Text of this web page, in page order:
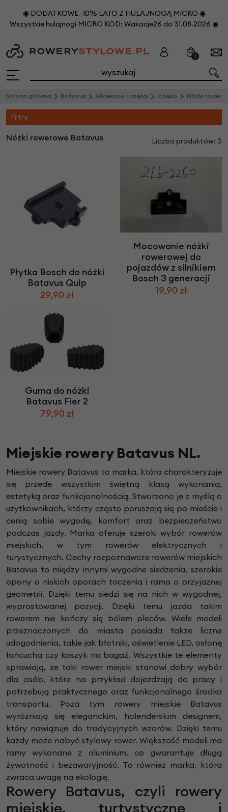
◉ DODATKOWE -10% LATO Z HULAJNOGĄ MICRO ◉
Wszystkie hulajnogi MICRO KOD: Wakacje26 do 31.08.2026 ◉
0
Strona główna Batavus Akcesoria i części Części Nóżki
Filtry
Nóżki rowerowe Batavus Liczba produktów: 3
Płytka Bosch do nóżki
Batavus Quip
29,90 zł
Mocowanie nóżki
rowerowej do
pojazdów z silnikiem
Bosch 3 generacji
19,90 zł
Guma do nóżki
Batavus Fier 2
79,90 zł
Miejskie rowery Batavus NL.
Miejskie rowery Batavus to marka, która charakteryzuje
się przede wszystkim świetną klasą wykonania,
estetyką oraz funkcjonalnością. Stworzono je z myślą o
użytkownikach, którzy często poruszają się po mieście i
cenią sobie wygodę, komfort oraz bezpieczeństwo
podczas jazdy. Marka oferuje szeroki wybór rowerów
miejskich, w tym rowerów elektrycznych i
turystycznych. Cechy rozpoznawcze rowerów miejskich
Batavus to między innymi wygodne siedzenia, szerokie
opony o niskich oporach toczenia i rama o przyjaznej
geometrii. Dzięki temu siedzi się na nich w wygodnej,
wyprostowanej pozycji. Dzięki temu jazda takim
rowerem nie kończy się bólem pleców. Wiele modeli
przeznaczonych do miasta posiada także liczne
udogodnienia, takie jak błotniki, oświetlenie LED, osłonę
łańcucha czy koszyk na bagaż. Wszystkie te elementy
sprawiają, że taki rower miejski stanowi dobry wybór
dla osób, które na przykład dojeżdżają do pracy i
potrzebują praktycznego oraz funkcjonalnego środka
transportu. Poza tym rowery miejskie Batavus
wyróżniają się eleganckim, holenderskim designem,
który nawiązuje do tradycyjnych wzorów. Dzięki temu
każdy może nabyć stylowy rower. Większość modeli ma
ramy wykonane z aluminium, co gwarantuje długą
żywotność i bezawaryjność. To również marka, która
zwraca uwagę na ekologię.
Rowery Batavus, czyli rowery
miejskie, turtystyczne i